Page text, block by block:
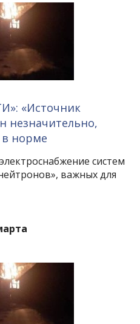
«Источник
незначительно,
норме
систем
важных для